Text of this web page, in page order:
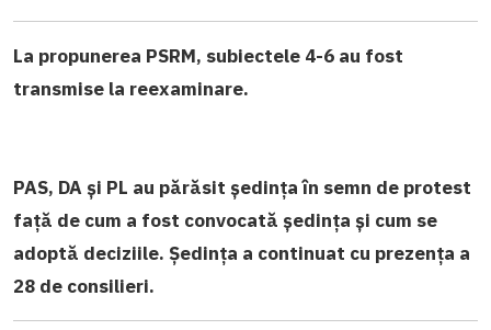
La propunerea PSRM, subiectele 4-6 au fost
transmise la reexaminare.
PAS, DA și PL au părăsit ședința în semn de protest
față de cum a fost convocată ședința și cum se
adoptă deciziile. Ședința a continuat cu prezența a
28 de consilieri.